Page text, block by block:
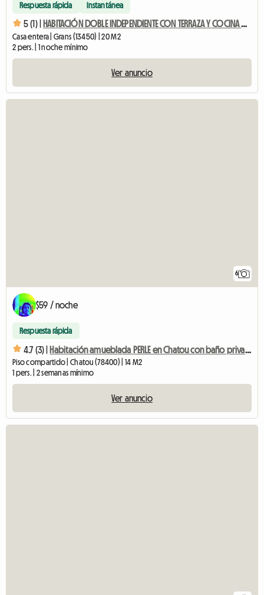
Respuesta rápida Instantánea
5 (1) | HABITACIÓN DOBLE INDEPENDIENTE CON TERRAZA Y COCINA DE VERANO
Casa entera | Grans (13450) | 20 M2
2 pers. | 1 noche mínimo
Ver anuncio
6
$59 / noche
Respuesta rápida
4.7 (3) | Habitación amueblada PERLE en Chatou con baño privado
Piso compartido | Chatou (78400) | 14 M2
1 pers. | 2 semanas mínimo
Ver anuncio